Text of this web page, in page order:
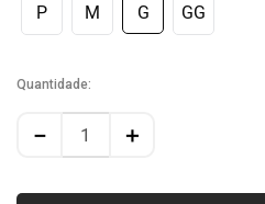
P M G GG
Quantidade
＋
－